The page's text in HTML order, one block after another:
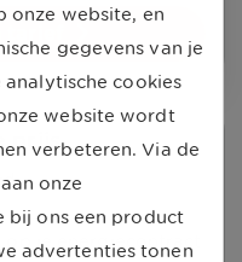
prijs
op je energiecontract
onze website, en
gegevens van je
analytische cookies
website wordt
verbeteren. Via de
onze
bij ons een product
advertenties tonen